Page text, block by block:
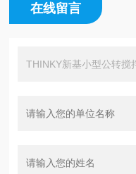
在线留言